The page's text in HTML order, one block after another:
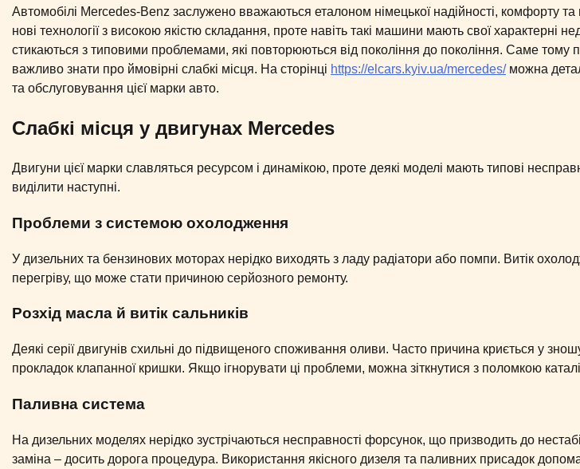
Автомобілі Mercedes-Benz заслужено вважаються еталоном німецької надійності, комфорту
нові технології з високою якістю складання, проте навіть такі машини мають свої характерні
стикаються з типовими проблемами, які повторюються від покоління до покоління. Саме тому
важливо знати про ймовірні слабкі місця. На сторінці https://elcars.kyiv.ua/mercedes/ можна
та обслуговування цієї марки авто.
Слабкі місця у двигунах Mercedes
Двигуни цієї марки славляться ресурсом і динамікою, проте деякі моделі мають типові
виділити наступні.
Проблеми з системою охолодження
У дизельних та бензинових моторах нерідко виходять з ладу радіатори або помпи. Витік
перегріву, що може стати причиною серйозного ремонту.
Розхід масла й витік сальників
Деякі серії двигунів схильні до підвищеного споживання оливи. Часто причина криється у
прокладок клапанної кришки. Якщо ігнорувати ці проблеми, можна зіткнутися з поломкою
Паливна система
На дизельних моделях нерідко зустрічаються несправності форсунок, що призводить до
заміна – досить дорога процедура. Використання якісного дизеля та паливних присадок